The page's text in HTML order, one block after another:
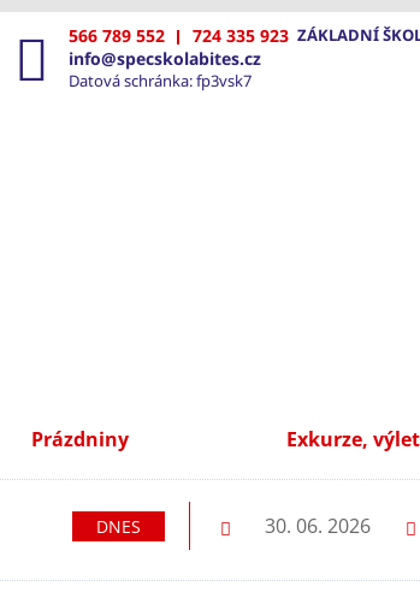
566 789 552
724 335 923
info@specskolabites.cz
Datová schránka: fp3vsk7
ZÁKLADNÍ
Prázdniny Exkurze,
NásledujícíDNES Předchozí
30. 06. 2026